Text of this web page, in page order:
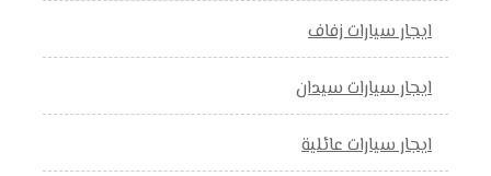
ايجار سيارات زفاف
ايجار سيارات سيدان
ايجار سيارات عائلية